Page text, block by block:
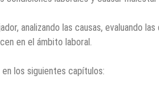
analizando las causas, evaluando
en el ámbito laboral.
los siguientes capítulos: